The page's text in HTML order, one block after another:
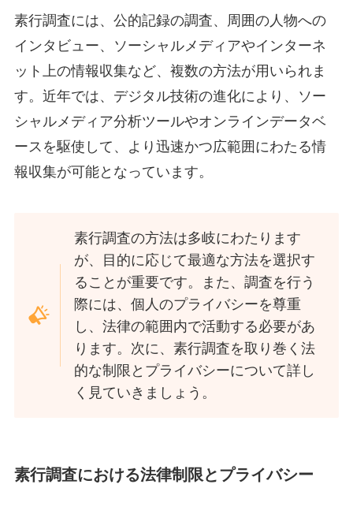
素行調査には、公的記録の調査、周囲の人物への
インタビュー、ソーシャルメディアやインターネ
ット上の情報収集など、複数の方法が用いられま
す。近年では、デジタル技術の進化により、ソー
シャルメディア分析ツールやオンラインデータベ
ースを駆使して、より迅速かつ広範囲にわたる情
報収集が可能となっています。
素行調査の方法は多岐にわたります
が、目的に応じて最適な方法を選択す
ることが重要です。また、調査を行う
際には、個人のプライバシーを尊重
し、法律の範囲内で活動する必要があ
ります。次に、素行調査を取り巻く法
的な制限とプライバシーについて詳し
く見ていきましょう。
素行調査における法律制限とプライバシー